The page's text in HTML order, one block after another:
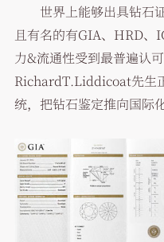
世界上能够出具钻石
且有名的有GIA、HRD
力&流通性受到最普遍认
RichardT.Liddicoat先生
统，把钻石鉴定推向国际化